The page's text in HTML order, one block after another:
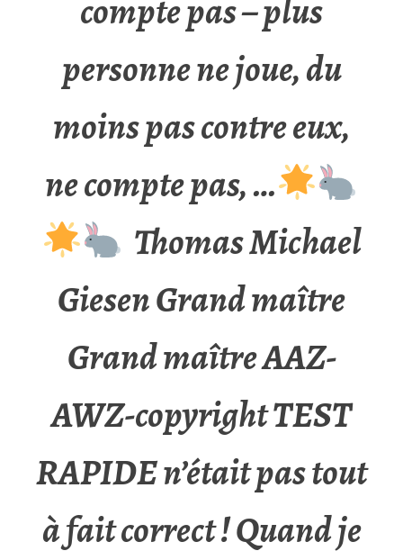
compte pas – plus
personne ne joue, du
moins pas contre eux,
ne compte pas, …
Thomas Michael
Giesen Grand maître
Grand maître AAZ-
AWZ-copyright TEST
RAPIDE n’était pas tout
à fait correct ! Quand je